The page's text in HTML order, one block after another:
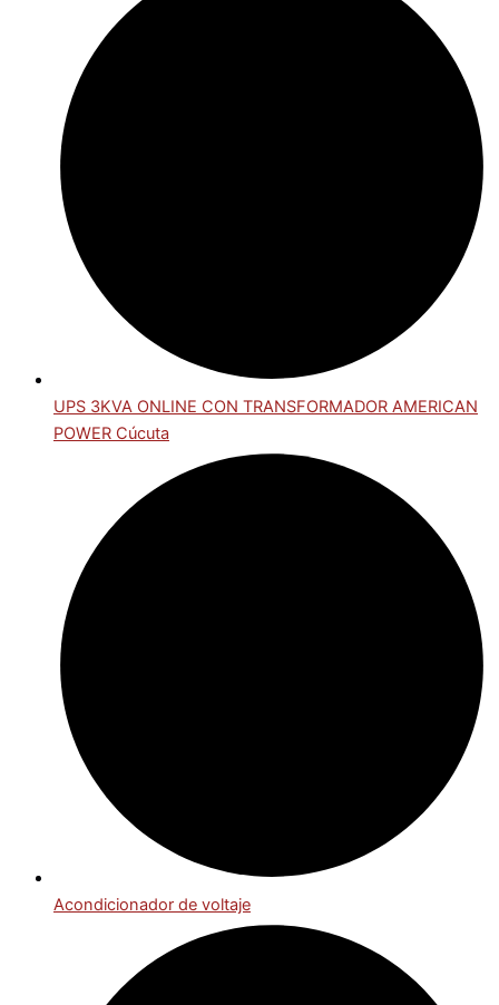
UPS 3KVA ONLINE CON TRANSFORMADOR AMERICAN
POWER Cúcuta
Acondicionador de voltaje